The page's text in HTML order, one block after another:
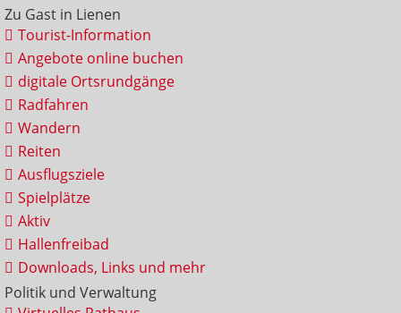
Zu Gast in Lienen
Tourist-Information
Angebote online buchen
digitale Ortsrundgänge
Radfahren
Wandern
Reiten
Ausflugsziele
Spielplätze
Aktiv
Hallenfreibad
Downloads, Links und mehr
Politik und Verwaltung